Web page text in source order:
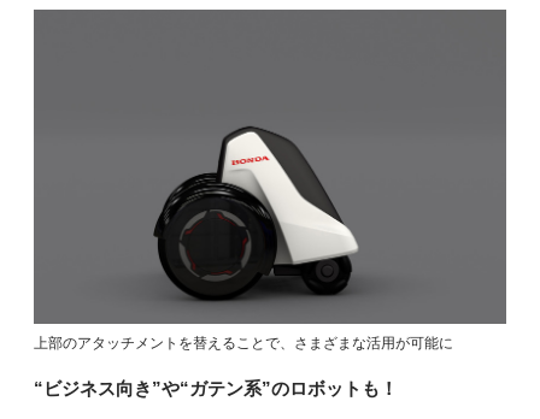
上部のアタッチメントを替えることで、さまざまな活用が可能に
“ビジネス向き”や“ガテン系”のロボットも！